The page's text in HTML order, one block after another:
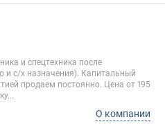
и спецтехника после
и с/х назначения). Капитальный
продаем постоянно. Цена от 195
О компании